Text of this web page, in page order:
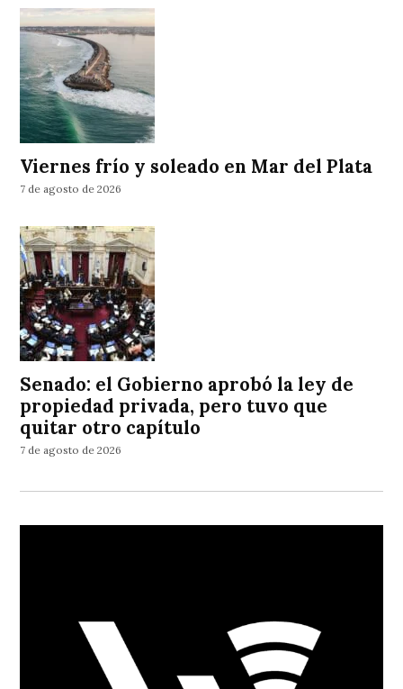
Viernes frío y soleado en Mar del Plata
7 de agosto de 2026
Senado: el Gobierno aprobó la ley de
propiedad privada, pero tuvo que
quitar otro capítulo
7 de agosto de 2026